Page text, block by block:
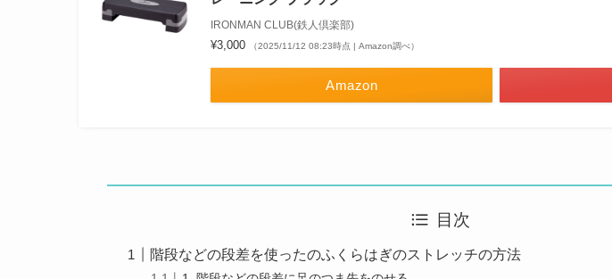
IRONMAN CLUB(鉄人倶楽部)
¥3,000 （2025/11/12 08:23時点 | Amazon調べ）
Amazon
目次
階段などの段差を使ったのふくらはぎのストレッチの方法